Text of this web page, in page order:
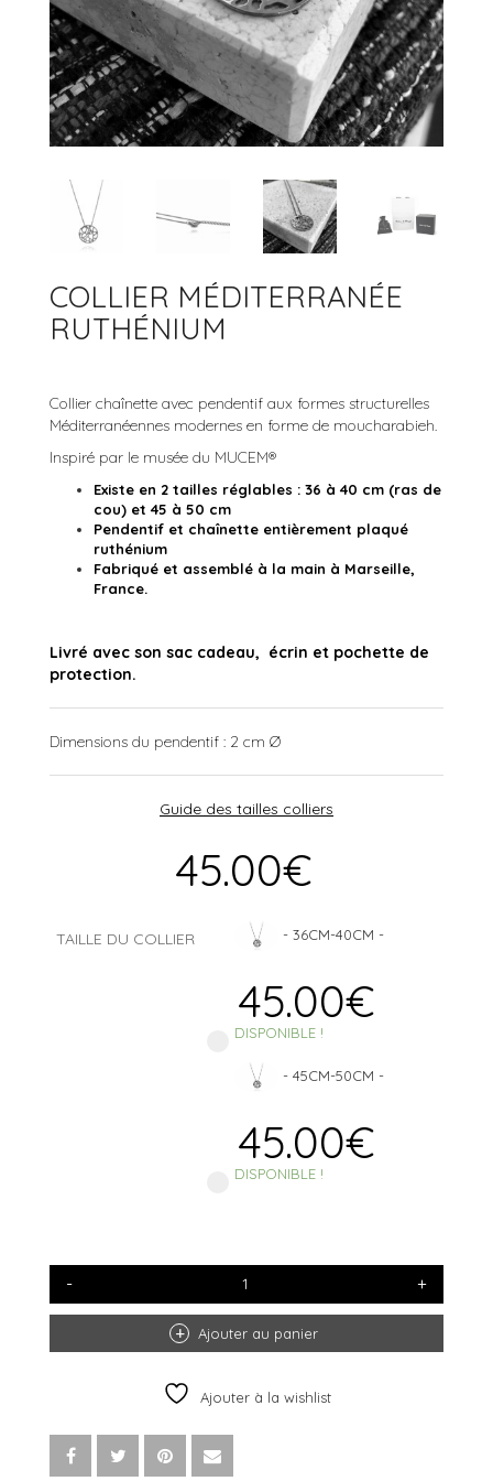
BRACELETS JONCS
BRACELETS MANCHETTES
BRACELETS PERLES
ARGENT 925
ARGENT
OR
RUTHÉNIUM
ACCESSOIRES
COLLECTION ROCK’N ROLL
COLLIER MÉDITERRANÉE
RUTHÉNIUM
Collier chaînette avec pendentif aux formes structurelles
Méditerranéennes modernes en forme de moucharabieh.
Inspiré par le musée du MUCEM®
Existe en 2 tailles réglables : 36 à 40 cm (ras de
cou) et 45 à 50 cm
Pendentif et chaînette entièrement plaqué
ruthénium
Fabriqué et assemblé à la main à Marseille,
France.
Livré avec son sac cadeau, écrin et pochette de
protection.
Dimensions du pendentif : 2 cm Ø
Guide des tailles colliers
45.00€
TAILLE DU COLLIER - 36CM-40CM -
45.00€
DISPONIBLE !
- 45CM-50CM -
45.00€
DISPONIBLE !
COLLIER
RUTHÉNIUM
Ajouter au panier
Ajouter à la wishlist